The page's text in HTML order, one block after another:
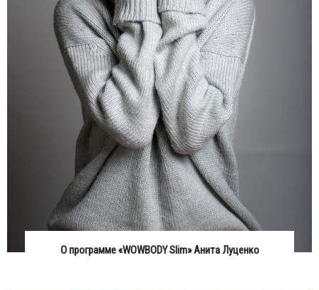
О программе «WOWBODY Slim» Анита Луценко